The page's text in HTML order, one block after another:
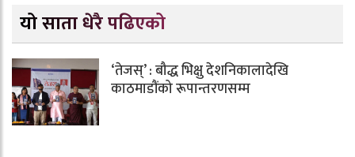
यो साता धेरै पढिएको
‘तेजस्’ : बौद्ध भिक्षु देशनिकालादेखि
काठमाडौंको रूपान्तरणसम्म